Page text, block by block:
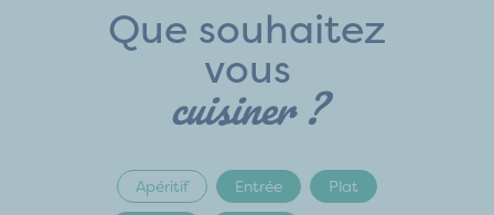
Que souhaitez
vous
cuisiner ?
Apéritif Entrée Plat